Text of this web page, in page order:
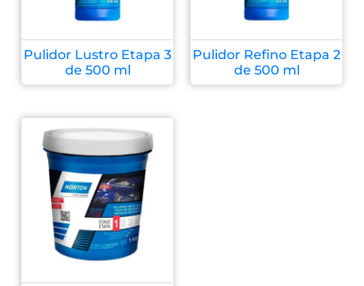
Pulidor Lustro Etapa 3
de 500 ml
Pulidor Refino Etapa 2
de 500 ml